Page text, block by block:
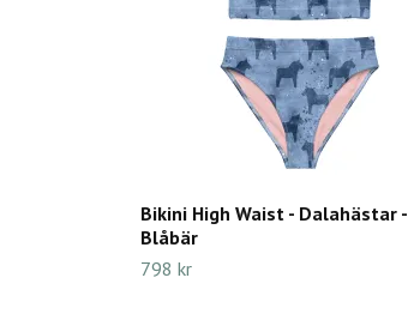
Bikini High Waist - Dalahästar -
Blåbär
798 kr